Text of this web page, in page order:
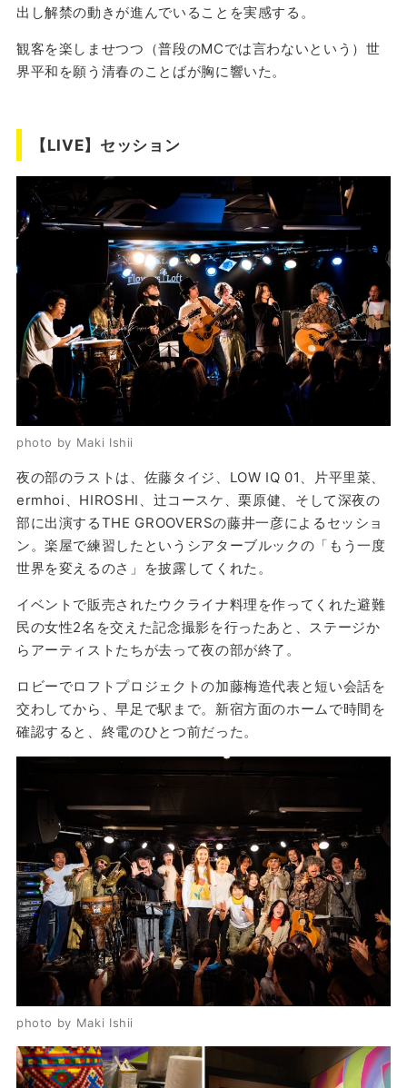
出し解禁の動きが進んでいることを実感する。
観客を楽しませつつ（普段のMCでは言わないという）世
界平和を願う清春のことばが胸に響いた。
【LIVE】セッション
photo by Maki Ishii
夜の部のラストは、佐藤タイジ、LOW IQ 01、片平里菜、
ermhoi、HIROSHI、辻コースケ、栗原健、そして深夜の
部に出演するTHE GROOVERSの藤井一彦によるセッショ
ン。楽屋で練習したというシアターブルックの「もう一度
世界を変えるのさ」を披露してくれた。
イベントで販売されたウクライナ料理を作ってくれた避難
民の女性2名を交えた記念撮影を行ったあと、ステージか
らアーティストたちが去って夜の部が終了。
ロビーでロフトプロジェクトの加藤梅造代表と短い会話を
交わしてから、早足で駅まで。新宿方面のホームで時間を
確認すると、終電のひとつ前だった。
photo by Maki Ishii